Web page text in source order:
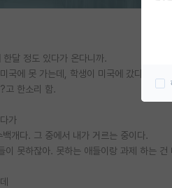
달 정도 있다가 온다니까.
국에 못 가는데, 학생이 미국에 갔다 온다고
고 한소리 함.
가
개다. 그 중에서 내가 거르는 중이다.
이 못하잖아. 못하는 애들이랑 과제 하는